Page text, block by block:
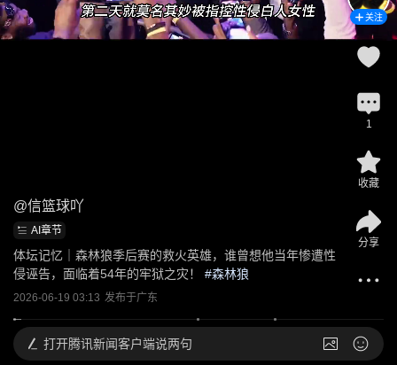
@信篮球吖
AI章节
体坛记忆｜森林狼季后赛的救火英雄，谁曾想他当年惨遭性
侵诬告，面临着54年的牢狱之灾！
#森林狼
2026-06-19 03:13 发布于广东
关注
1
收藏
分享
打开腾讯新闻客户端说两句